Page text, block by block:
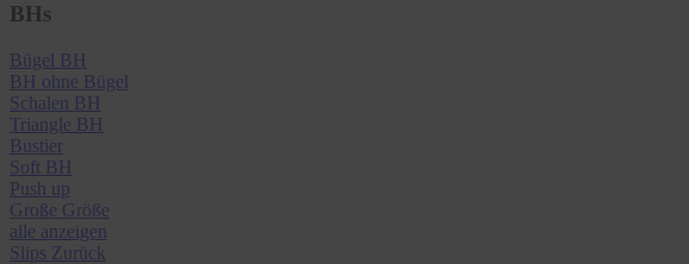
BHs
Bügel BH
BH ohne Bügel
Schalen BH
Triangle BH
Bustier
Soft BH
Push up
Große Größe
alle anzeigen
Slips Zurück